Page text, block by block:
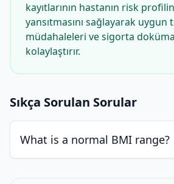
kayıtlarının hastanın risk
yansıtmasını sağlayarak uygun
müdahaleleri ve sigorta
kolaylaştırır.
Sıkça Sorulan Sorular
What is a normal BMI range?